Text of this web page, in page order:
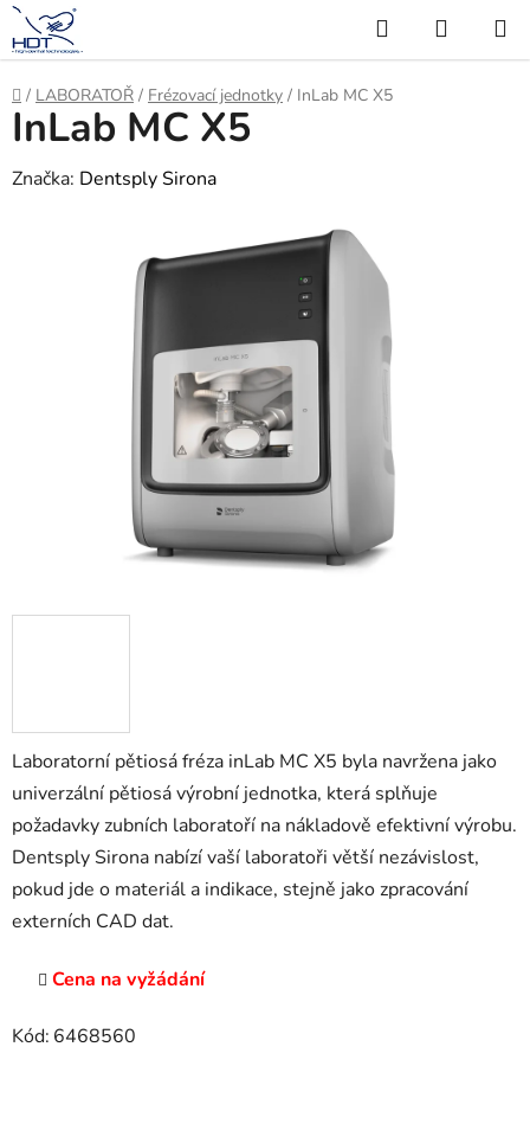
Přejít
na
obsah
Hledat
KOŠÍK
Domů
/ LABORATOŘ / Frézovací jednotky / InLab MC X5
Laboratorní pětiosá fréza inLab MC X5 byla navržena jako
univerzální pětiosá výrobní jednotka, která splňuje
požadavky zubních laboratoří na nákladově efektivní výrobu.
Dentsply Sirona nabízí vaší laboratoři větší nezávislost,
pokud jde o materiál a indikace, stejně jako zpracování
externích CAD dat.
Cena na vyžádání
Kód: 6468560
InLab MC X5
Značka: Dentsply Sirona